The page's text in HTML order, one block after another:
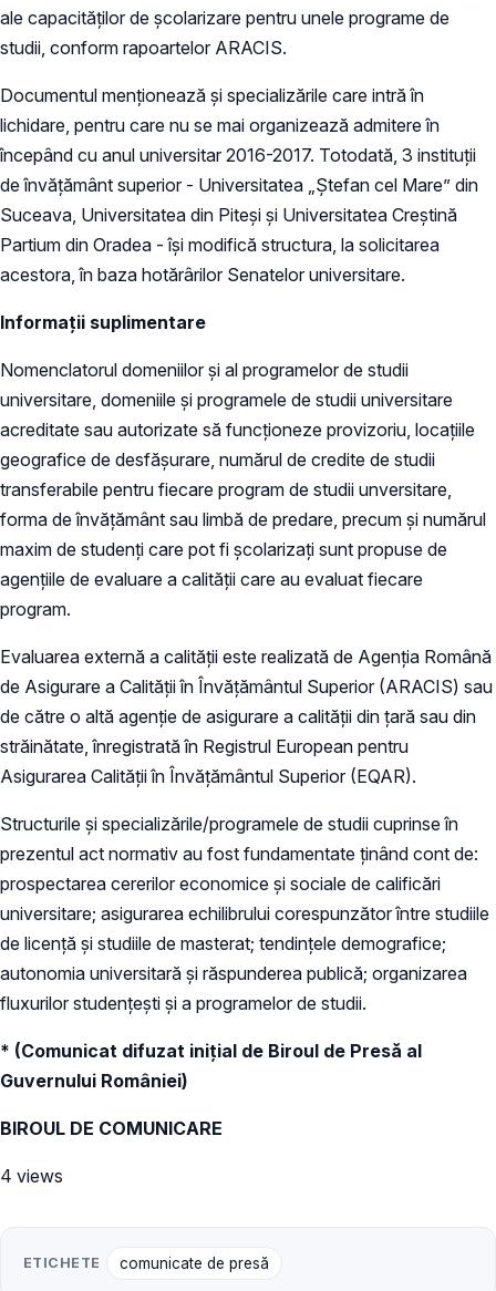
ale capacităților de școlarizare pentru unele programe de
studii, conform rapoartelor ARACIS.
Documentul menționează și specializările care intră în
lichidare, pentru care nu se mai organizează admitere în
începând cu anul universitar 2016-2017. Totodată, 3 instituţii
de învăţământ superior - Universitatea „Ştefan cel Mare” din
Suceava, Universitatea din Piteşi şi Universitatea Creștină
Partium din Oradea - își modifică structura, la solicitarea
acestora, în baza hotărârilor Senatelor universitare.
Informaţii suplimentare
Nomenclatorul domeniilor și al programelor de studii
universitare, domeniile și programele de studii universitare
acreditate sau autorizate să funcționeze provizoriu, locațiile
geografice de desfășurare, numărul de credite de studii
transferabile pentru fiecare program de studii unversitare,
forma de învățământ sau limbă de predare, precum și numărul
maxim de studenți care pot fi școlarizați sunt propuse de
agențiile de evaluare a calității care au evaluat fiecare
program.
Evaluarea externă a calității este realizată de Agenția Română
de Asigurare a Calității în Învățământul Superior (ARACIS) sau
de către o altă agenție de asigurare a calității din țară sau din
străinătate, înregistrată în Registrul European pentru
Asigurarea Calității în Învățământul Superior (EQAR).
Structurile și specializările/programele de studii cuprinse în
prezentul act normativ au fost fundamentate ținând cont de:
prospectarea cererilor economice și sociale de calificări
universitare; asigurarea echilibrului corespunzător între studiile
de licență și studiile de masterat; tendințele demografice;
autonomia universitară și răspunderea publică; organizarea
fluxurilor studențești și a programelor de studii.
* (Comunicat difuzat iniţial de Biroul de Presă al
Guvernului României)
BIROUL DE COMUNICARE
4 views
ETICHETE comunicate de presă